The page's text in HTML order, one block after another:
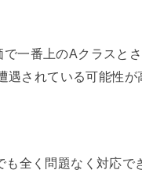
一番上のAクラスと
遇されている可能性が
全く問題なく対応で